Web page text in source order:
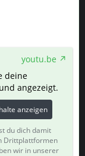
youtu.be
deine
angezeigt.
anzeigen
du dich damit
Drittplattformen
wir in unserer